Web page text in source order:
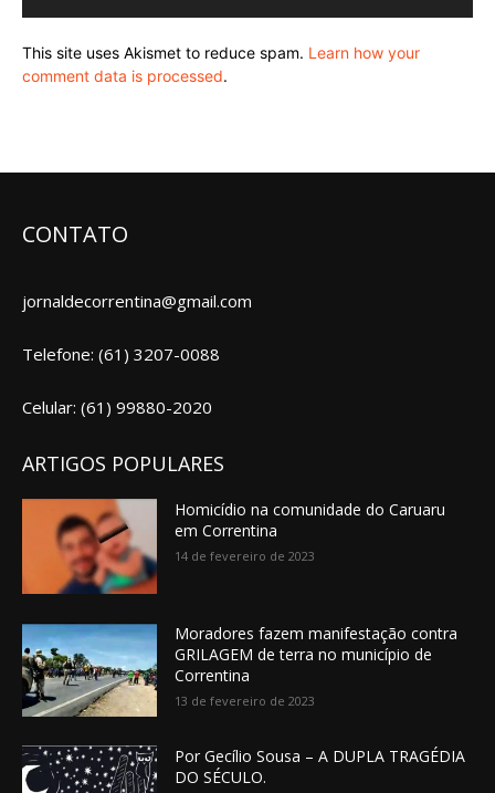
This site uses Akismet to reduce spam. Learn how your
comment data is processed.
CONTATO
jornaldecorrentina@gmail.com
Telefone: (61) 3207-0088
Celular: (61) 99880-2020
ARTIGOS POPULARES
Homicídio na comunidade do Caruaru
em Correntina
14 de fevereiro de 2023
Moradores fazem manifestação contra
GRILAGEM de terra no município de
Correntina
13 de fevereiro de 2023
Por Gecílio Sousa – A DUPLA TRAGÉDIA
DO SÉCULO.